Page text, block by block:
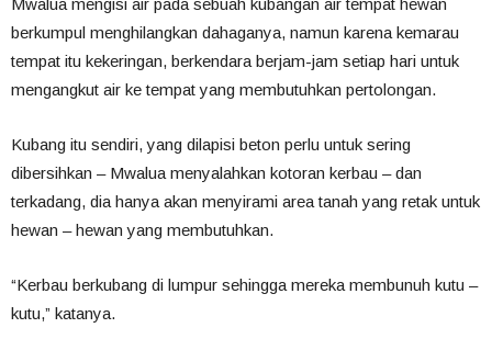
berkumpul menghilangkan dahaganya, namun karena kemarau
tempat itu kekeringan, berkendara berjam-jam setiap hari untuk
mengangkut air ke tempat yang membutuhkan pertolongan.
Kubang itu sendiri, yang dilapisi beton perlu untuk sering
dibersihkan – Mwalua menyalahkan kotoran kerbau – dan
terkadang, dia hanya akan menyirami area tanah yang retak untuk
hewan – hewan yang membutuhkan.
“Kerbau berkubang di lumpur sehingga mereka membunuh kutu –
kutu,” katanya.